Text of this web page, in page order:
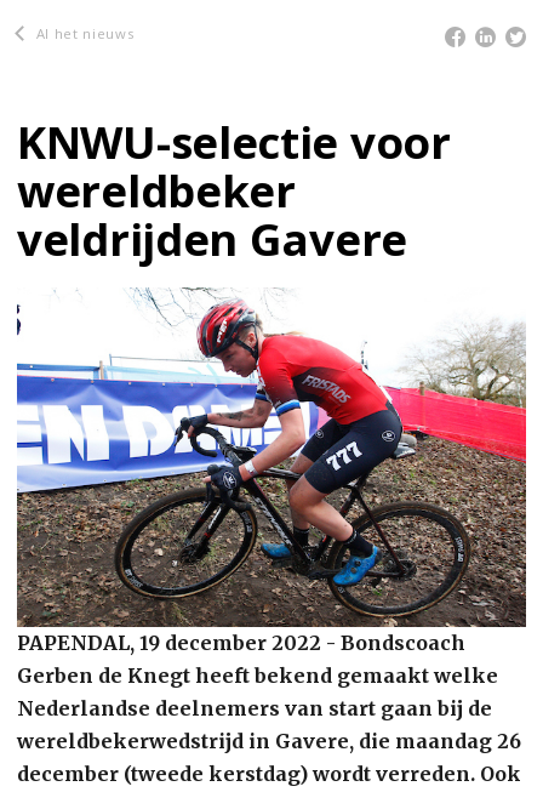
Al het nieuws
KNWU-selectie voor
wereldbeker
veldrijden Gavere
PAPENDAL, 19 december 2022 - Bondscoach
Gerben de Knegt heeft bekend gemaakt welke
Nederlandse deelnemers van start gaan bij de
wereldbekerwedstrijd in Gavere, die maandag 26
december (tweede kerstdag) wordt verreden. Ook